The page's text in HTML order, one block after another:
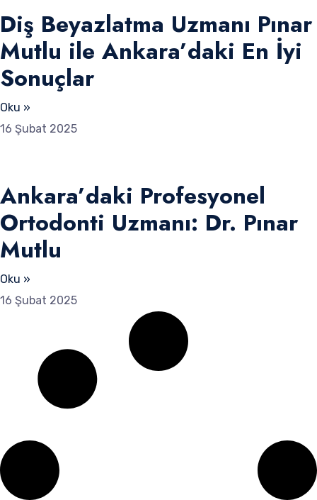
Diş Beyazlatma Uzmanı Pınar
Mutlu ile Ankara’daki En İyi
Sonuçlar
Oku »
16 Şubat 2025
Ankara’daki Profesyonel
Ortodonti Uzmanı: Dr. Pınar
Mutlu
Oku »
16 Şubat 2025